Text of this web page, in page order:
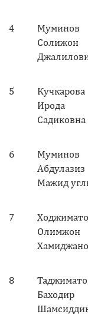
4
Муминов
Солижон
5
Кучкарова
Ирода
Садиковна
6
Муминов
Абдулазиз
Мажид
7
Олимжон
8
Баходир